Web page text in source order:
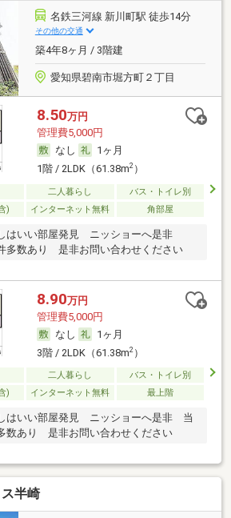
名鉄三河線 新川町駅 徒歩14分
その他の交通
築4年8ヶ月 / 3階建
愛知県碧南市堀方町２丁目
8.50万円
管理費5,000円
なし
1ヶ月
1階 / 2LDK（61.38m2）
二人暮らし
バス・トイレ別
)
インターネット無料 角部屋
はいい部屋発見 ニッショーへ是非
多数あり 是非お問い合わせください
8.90万円
管理費5,000円
なし
1ヶ月
3階 / 2LDK（61.38m2）
二人暮らし
バス・トイレ別
)
インターネット無料 最上階
はいい部屋発見 ニッショーへ是非 当
数あり 是非お問い合わせください
半崎